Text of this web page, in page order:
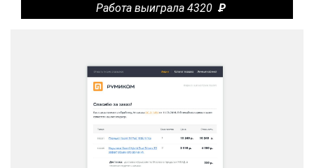
Работа выиграла 4320